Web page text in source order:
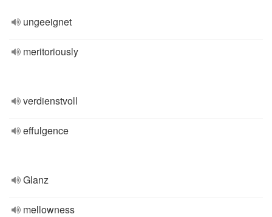
ungeeignet
meritoriously
verdienstvoll
effulgence
Glanz
mellowness